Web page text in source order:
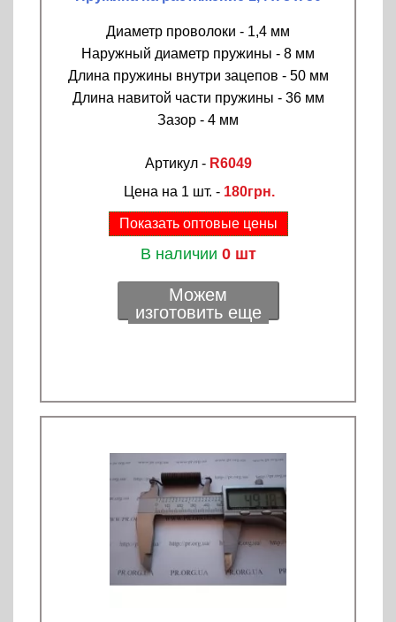
Диаметр проволоки - 1,4 мм
Наружный диаметр пружины - 8 мм
Длина пружины внутри зацепов - 50 мм
Длина навитой части пружины - 36 мм
Зазор - 4 мм
Артикул - R6049
Цена на 1 шт. - 180грн.
Показать оптовые цены
В наличии 0 шт
Можем
изготовить еще